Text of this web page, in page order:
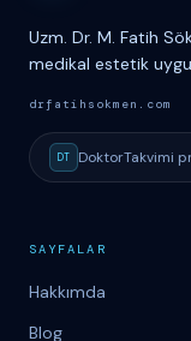
Uzm. Dr. M. Fatih
medikal estetik
drfatihsokmen.com
DT DoktorTakvimi
SAYFALAR
Hakkımda
Blog